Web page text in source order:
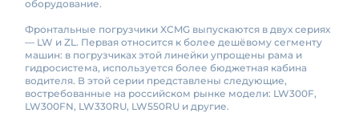
оборудование.
Фронтальные погрузчики XCMG выпускаются в двух сериях
— LW и ZL. Первая относится к более дешёвому сегменту
машин: в погрузчиках этой линейки упрощены рама и
гидросистема, используется более бюджетная кабина
водителя. В этой серии представлены следующие,
востребованные на российском рынке модели: LW300F,
LW300FN, LW330RU, LW550RU и другие.